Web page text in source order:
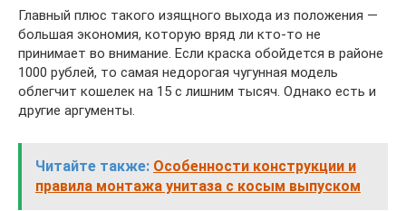
Главный плюс такого изящного выхода из положения —
большая экономия, которую вряд ли кто-то не
принимает во внимание. Если краска обойдется в районе
1000 рублей, то самая недорогая чугунная модель
облегчит кошелек на 15 с лишним тысяч. Однако есть и
другие аргументы.
Читайте также: Особенности конструкции и
правила монтажа унитаза с косым выпуском